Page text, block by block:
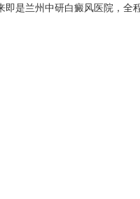
是兰州中研白癜风医院，全